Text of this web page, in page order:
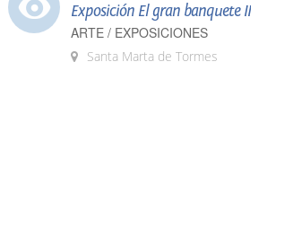
Exposición El gran banquete II
ARTE / EXPOSICIONES
Santa Marta de Tormes